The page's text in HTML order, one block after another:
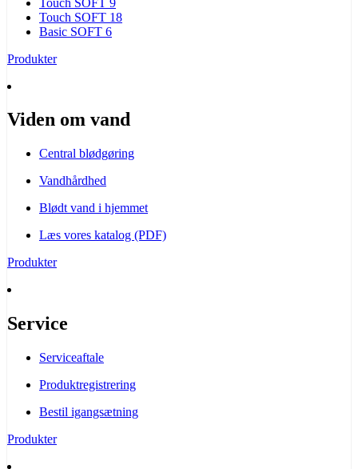
Touch SOFT 18
Basic SOFT 6
Produkter
Viden om vand
Central blødgøring
Vandhårdhed
Blødt vand i hjemmet
Læs vores katalog (PDF)
Produkter
Service
Serviceaftale
Produktregistrering
Bestil igangsætning
Produkter